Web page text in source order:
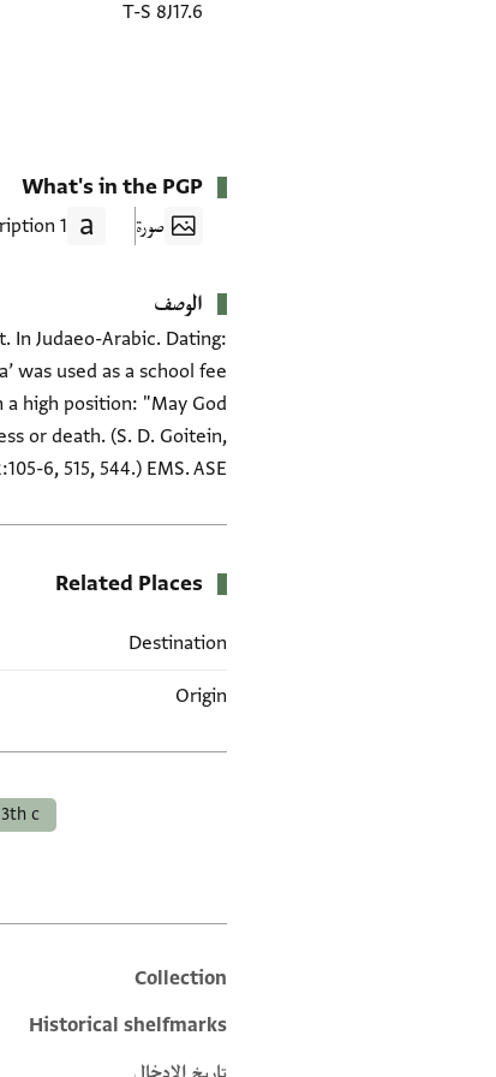
T-S 8J17.6
What's in the PGP
صورة 1 Transcription
الوصف
In Judaeo-Arabic. Dating:
was used as a school fee
high position: "May God
or death. (S. D. Goitein,
6, 515, 544.) EMS. ASE.
Related Places
Destination
Origin
c
metadata
Collection
Historical shelfmarks